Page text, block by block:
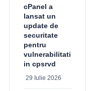
cPanel a
lansat un
update de
securitate
pentru
vulnerabilitati
in cpsrvd
29 Iulie 2026